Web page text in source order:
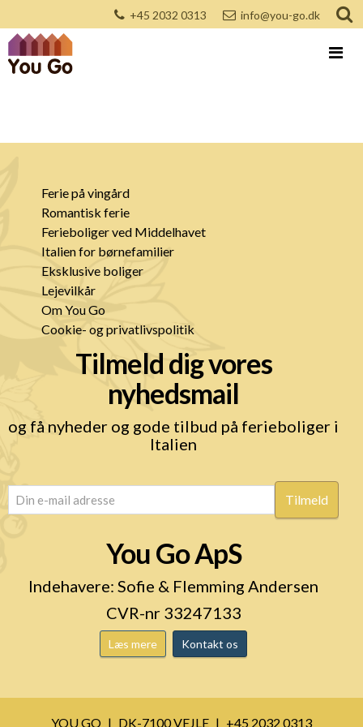
+45 2032 0313 info@you-go.dk
Ferie på vingård
Romantisk ferie
Ferieboliger ved Middelhavet
Italien for børnefamilier
Eksklusive boliger
Lejevilkår
Om You Go
Cookie- og privatlivspolitik
Tilmeld dig vores
nyhedsmail
og få nyheder og gode tilbud på ferieboliger i
Italien
(Påkrævet)
You Go ApS
Indehavere: Sofie & Flemming Andersen
CVR-nr 33247133
Læs mere Kontakt os
YOU GO DK-7100 VEJLE +45 2032 0313